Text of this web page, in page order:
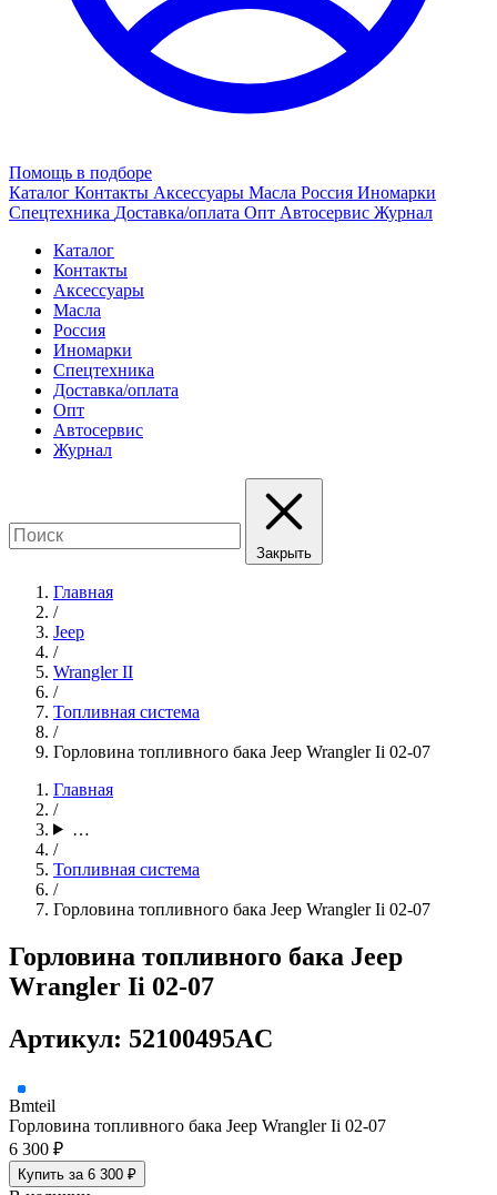
Помощь в подборе
Каталог Контакты Аксессуары Масла Россия Иномарки
Спецтехника Доставка/оплата Опт Автосервис Журнал
Каталог
Контакты
Аксессуары
Масла
Россия
Иномарки
Спецтехника
Доставка/оплата
Опт
Автосервис
Журнал
Закрыть
Главная
/
Jeep
/
Wrangler II
/
Топливная система
/
Горловина топливного бака Jeep Wrangler Ii 02-07
Главная
/
…
/
Топливная система
/
Горловина топливного бака Jeep Wrangler Ii 02-07
Горловина топливного бака Jeep
Wrangler Ii 02-07
Артикул: 52100495AC
Bmteil
Горловина топливного бака Jeep Wrangler Ii 02-07
6 300 ₽
Купить за 6 300 ₽